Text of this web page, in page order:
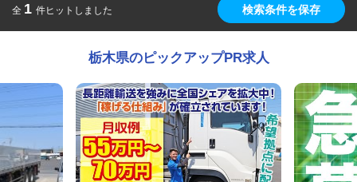
全 1 件ヒットしました 検索条件を保存
栃木県のピックアップPR求人